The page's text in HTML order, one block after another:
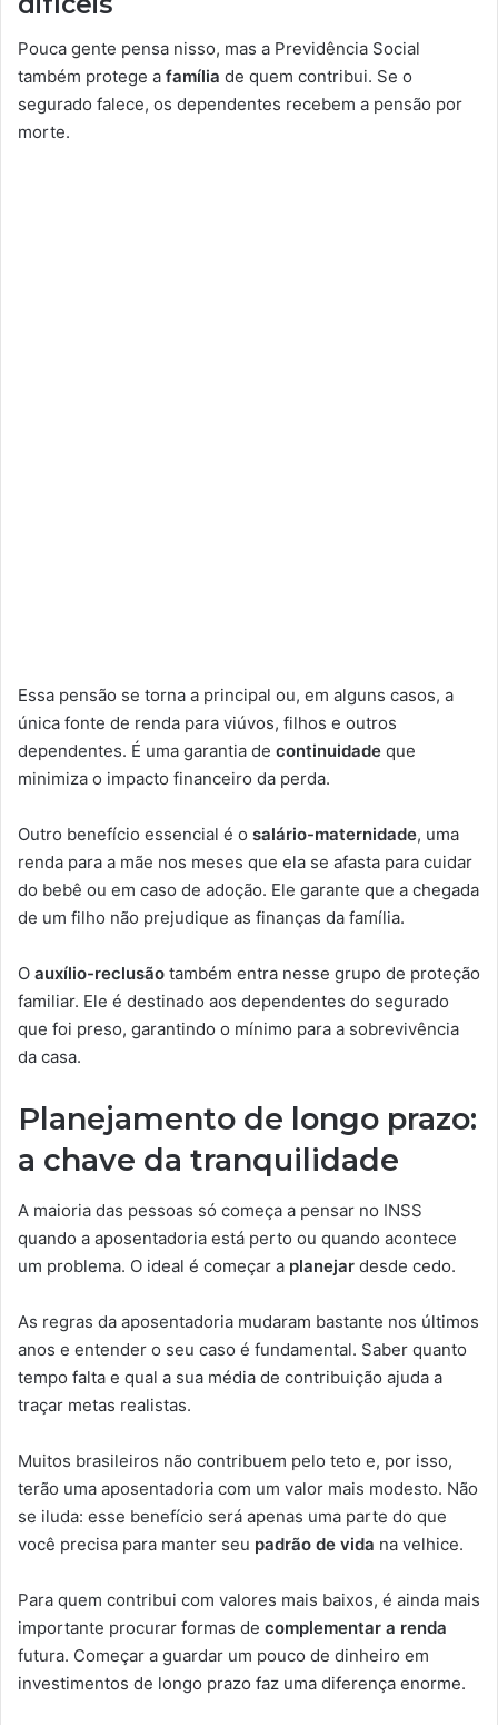
Pouca gente pensa nisso, mas a Previdência Social
também protege a família de quem contribui. Se o
segurado falece, os dependentes recebem a pensão por
morte.
Essa pensão se torna a principal ou, em alguns casos, a
única fonte de renda para viúvos, filhos e outros
dependentes. É uma garantia de continuidade que
minimiza o impacto financeiro da perda.
Outro benefício essencial é o salário-maternidade, uma
renda para a mãe nos meses que ela se afasta para cuidar
do bebê ou em caso de adoção. Ele garante que a chegada
de um filho não prejudique as finanças da família.
O auxílio-reclusão também entra nesse grupo de proteção
familiar. Ele é destinado aos dependentes do segurado
que foi preso, garantindo o mínimo para a sobrevivência
da casa.
Planejamento de longo prazo:
a chave da tranquilidade
A maioria das pessoas só começa a pensar no INSS
quando a aposentadoria está perto ou quando acontece
um problema. O ideal é começar a planejar desde cedo.
As regras da aposentadoria mudaram bastante nos últimos
anos e entender o seu caso é fundamental. Saber quanto
tempo falta e qual a sua média de contribuição ajuda a
traçar metas realistas.
Muitos brasileiros não contribuem pelo teto e, por isso,
terão uma aposentadoria com um valor mais modesto. Não
se iluda: esse benefício será apenas uma parte do que
você precisa para manter seu padrão de vida na velhice.
Para quem contribui com valores mais baixos, é ainda mais
importante procurar formas de complementar a renda
futura. Começar a guardar um pouco de dinheiro em
investimentos de longo prazo faz uma diferença enorme.